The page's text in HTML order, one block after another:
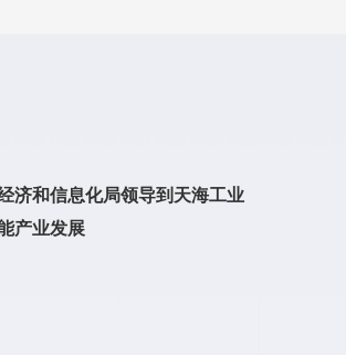
济和信息化局领导到天海工业
产业发展